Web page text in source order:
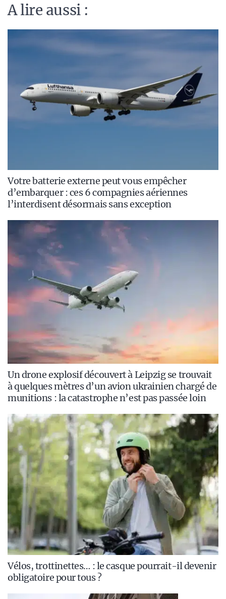
A lire aussi :
Votre batterie externe peut vous empêcher
d’embarquer : ces 6 compagnies aériennes
l’interdisent désormais sans exception
Un drone explosif découvert à Leipzig se trouvait
à quelques mètres d’un avion ukrainien chargé de
munitions : la catastrophe n’est pas passée loin
Vélos, trottinettes… : le casque pourrait-il devenir
obligatoire pour tous ?